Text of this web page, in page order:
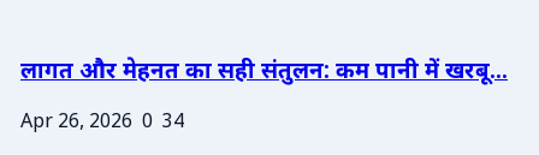
लागत और मेहनत का सही संतुलन: कम पानी में खरबू...
Apr 26, 2026 0 34